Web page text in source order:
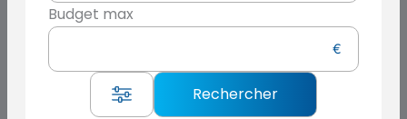
Budget max